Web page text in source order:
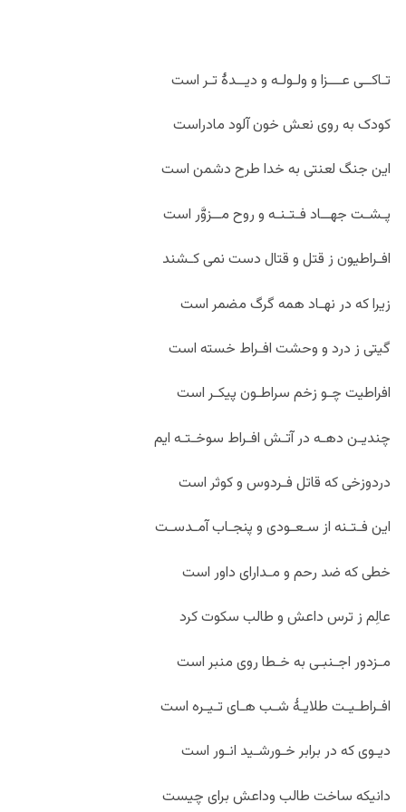
تـاکــی عـــزا و ولـولـه و دیــدۀ تـر است
کودک به روی نعش خون آلود مادراست
این جنگ لعنتی به خدا طرح دشمن است
پـشـت جهــاد فـتـنـه و روح مــزوَّر است
افـراطیون ز قتل و قتال دست نمی کـشند
زیرا که در نهـاد همه گرگ مضمر است
گیتی ز درد و وحشت افـراط خسته است
افراطیت چـو زخم سراطـون پیکـر است
چندیـن دهـه در آتـش افـراط سوخـتـه ایم
دردوزخی که قاتل فـردوس و کوثر است
این فـتـنه از سـعـودی و پنجـاب آمـدسـت
خطی که ضد رحم و مـدارای داور است
عالِم ز ترس داعش و طالب سکوت کرد
مـزدور اجـنبـی به خـطا روی منبر است
افـراطـیـت طلایـۀ شـب هـای تـیـره است
دیـوی که در برابر خـورشـید انـور است
دانیکه ساخت طالب وداعش برای چیست